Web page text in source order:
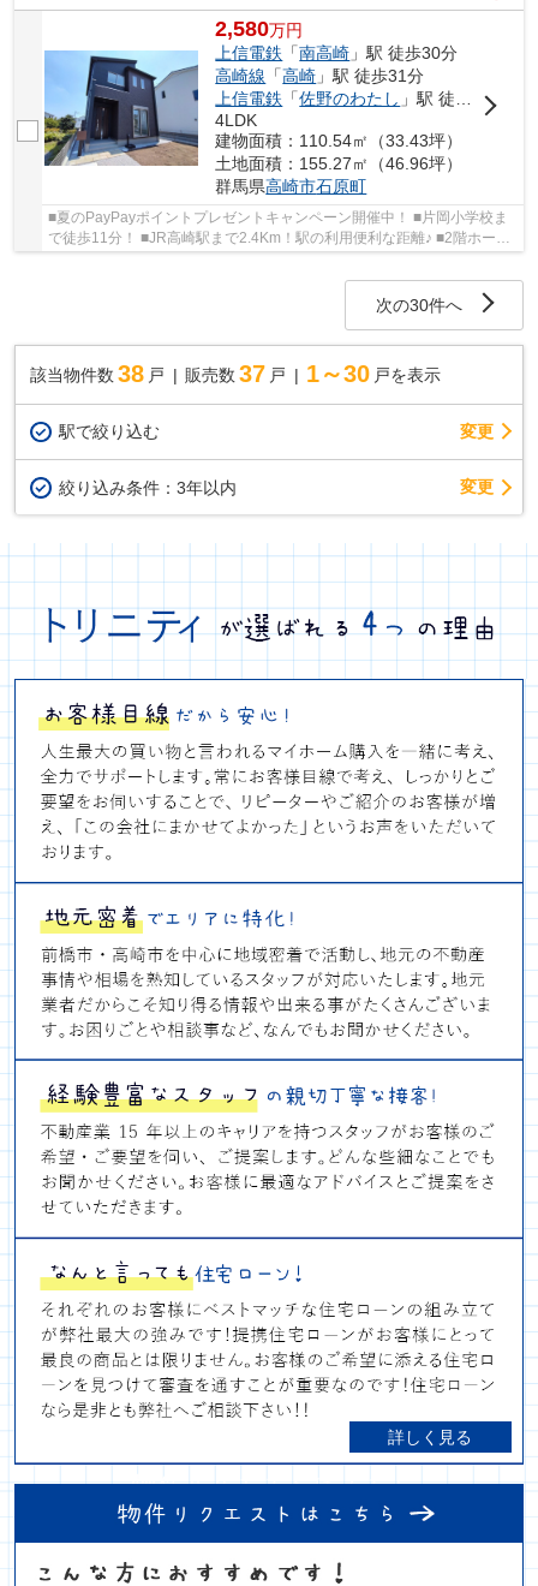
2,580万円
上信電鉄 「南高崎 」駅 徒歩30分
高崎線 「高崎 」駅 徒歩31分
上信電鉄 「佐野のわたし 」駅 徒歩37分
4LDK
建物面積：110.54㎡（33.43坪）
土地面積：155.27㎡（46.96坪）
群馬県高崎市石原町
■夏のPayPayポイントプレゼントキャンペーン開催中！ ■片岡小学校ま
で徒歩11分！ ■JR高崎駅まで2.4Km！駅の利用便利な距離♪ ■2階ホール
次の30件へ
該当物件数 38 戸 販売数 37 戸 1～30 戸を表示
駅で絞り込む 変更
絞り込み条件： 3年以内 変更
詳しく見る